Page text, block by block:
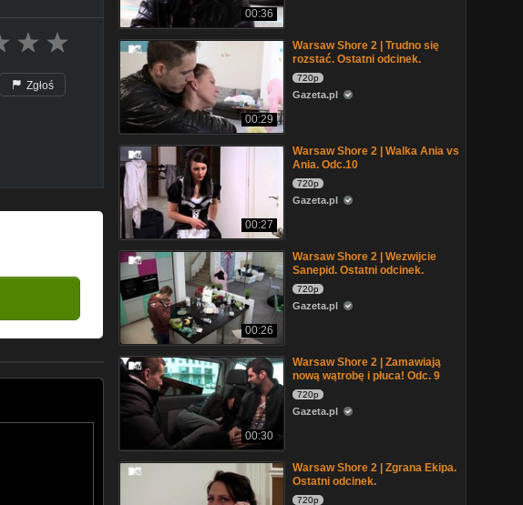
Zgłoś
00:36
00:29
Warsaw Shore 2 | Trudno się
rozstać. Ostatni odcinek.
720p
Gazeta.pl
00:27
Warsaw Shore 2 | Walka Ania vs
Ania. Odc.10
720p
Gazeta.pl
00:26
Warsaw Shore 2 | Wezwijcie
Sanepid. Ostatni odcinek.
720p
Gazeta.pl
00:30
Warsaw Shore 2 | Zamawiają
nową wątrobę i płuca! Odc. 9
720p
Gazeta.pl
Warsaw Shore 2 | Zgrana Ekipa.
Ostatni odcinek.
720p